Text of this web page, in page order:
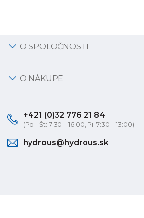
O SPOLOČNOSTI
O NÁKUPE
+421 (0)32 776 21 84
(Po - Št: 7:30 – 16:00, Pi: 7:30 – 13:00)
hydrous@hydrous.sk